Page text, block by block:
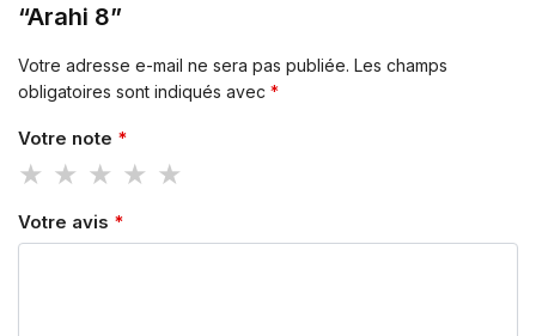
“Arahi 8”
Votre adresse e-mail ne sera pas publiée. Les champs
obligatoires sont indiqués avec *
Votre note *
Votre avis *